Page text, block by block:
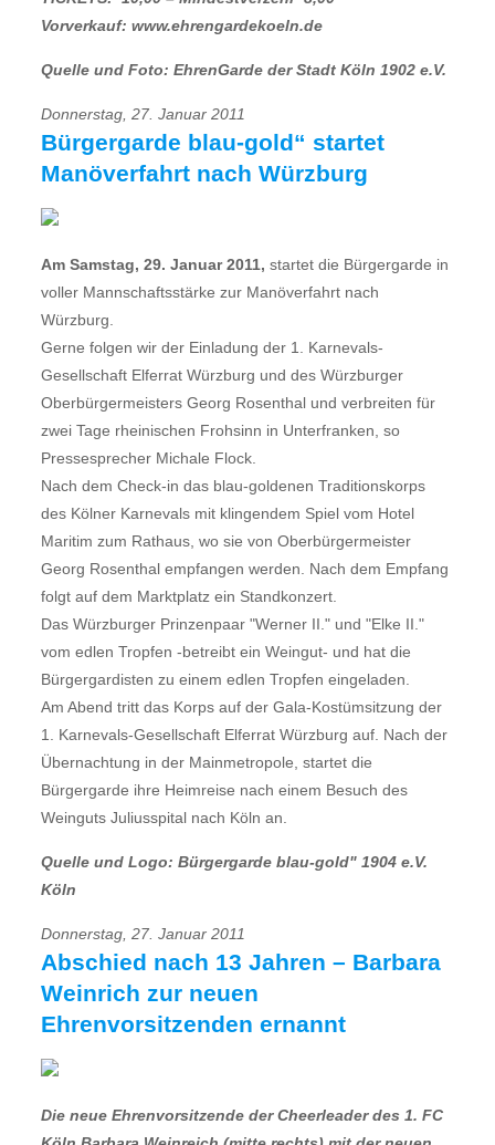
Vorverkauf: www.ehrengardekoeln.de
Quelle und Foto: EhrenGarde der Stadt Köln 1902 e.V.
Donnerstag, 27. Januar 2011
Bürgergarde blau-gold“ startet
Manöverfahrt nach Würzburg
Am Samstag, 29. Januar 2011, startet die Bürgergarde in
voller Mannschaftsstärke zur Manöverfahrt nach
Würzburg.
Gerne folgen wir der Einladung der 1. Karnevals-
Gesellschaft Elferrat Würzburg und des Würzburger
Oberbürgermeisters Georg Rosenthal und verbreiten für
zwei Tage rheinischen Frohsinn in Unterfranken, so
Pressesprecher Michale Flock.
Nach dem Check-in das blau-goldenen Traditionskorps
des Kölner Karnevals mit klingendem Spiel vom Hotel
Maritim zum Rathaus, wo sie von Oberbürgermeister
Georg Rosenthal empfangen werden. Nach dem Empfang
folgt auf dem Marktplatz ein Standkonzert.
Das Würzburger Prinzenpaar "Werner II." und "Elke II."
vom edlen Tropfen -betreibt ein Weingut- und hat die
Bürgergardisten zu einem edlen Tropfen eingeladen.
Am Abend tritt das Korps auf der Gala-Kostümsitzung der
1. Karnevals-Gesellschaft Elferrat Würzburg auf. Nach der
Übernachtung in der Mainmetropole, startet die
Bürgergarde ihre Heimreise nach einem Besuch des
Weinguts Juliusspital nach Köln an.
Quelle und Logo: Bürgergarde blau-gold" 1904 e.V.
Köln
Donnerstag, 27. Januar 2011
Abschied nach 13 Jahren – Barbara
Weinrich zur neuen
Ehrenvorsitzenden ernannt
Die neue Ehrenvorsitzende der Cheerleader des 1. FC